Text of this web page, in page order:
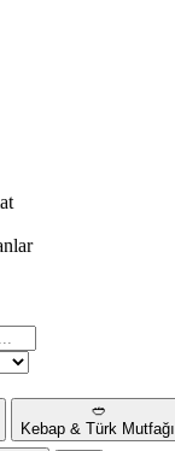
🥙
Kebap & Türk Mutfağı